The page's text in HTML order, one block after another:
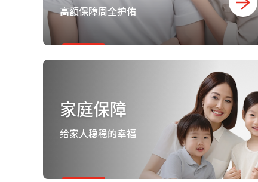
高额保障周全护佑
家庭保障
给家人稳稳的幸福